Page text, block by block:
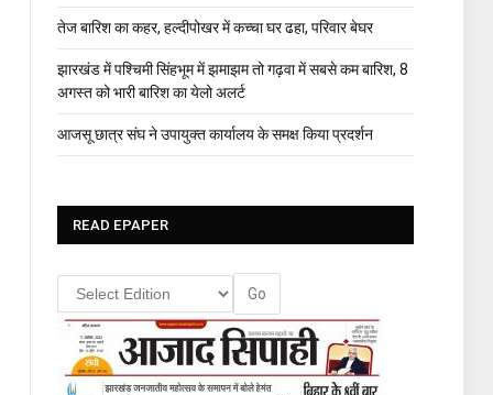
तेज बारिश का कहर, हल्दीपोखर में कच्चा घर ढहा, परिवार बेघर
झारखंड में पश्चिमी सिंहभूम में झमाझम तो गढ़वा में सबसे कम बारिश, 8
अगस्त को भारी बारिश का येलो अलर्ट
आजसू छात्र संघ ने उपायुक्त कार्यालय के समक्ष किया प्रदर्शन
READ EPAPER